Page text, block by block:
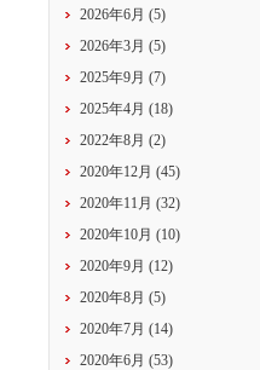
2026年6月 (5)
2026年3月 (5)
2025年9月 (7)
2025年4月 (18)
2022年8月 (2)
2020年12月 (45)
2020年11月 (32)
2020年10月 (10)
2020年9月 (12)
2020年8月 (5)
2020年7月 (14)
2020年6月 (53)